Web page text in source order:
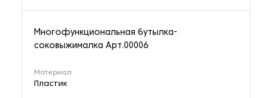
Многофункциональная бутылка-
соковыжималка Арт.00006
Материал
Пластик